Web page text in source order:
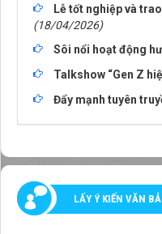
Lễ tốt nghiệp và
(18/04/2026)
Sôi nổi hoạt động
Talkshow “Gen Z
Đẩy mạnh tuyên
LẤY Ý KIẾN VĂN